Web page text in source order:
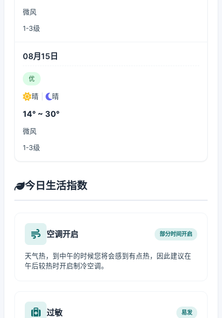
微风
1-3级
08月15日
优
晴 晴
14° ~ 30°
微风
1-3级
今日生活指数
空调开启 部分时间开启
天气热，到中午的时候您将会感到有点热，因此建议在
午后较热时开启制冷空调。
过敏 易发